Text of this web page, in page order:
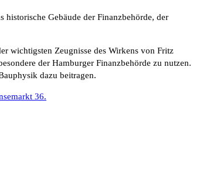
Gebäude der Finanzbehörde, der
wichtigsten Zeugnisse des Wirkens von Fritz
der Hamburger Finanzbehörde zu nutzen.
dazu beitragen.
36.